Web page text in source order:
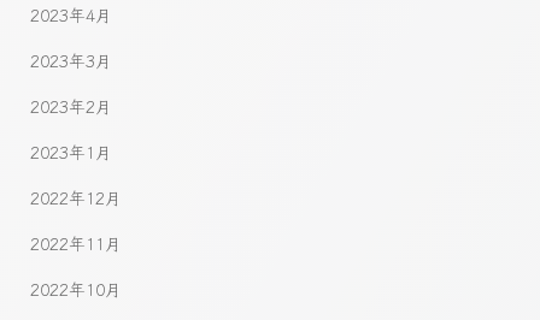
2023年4月
2023年3月
2023年2月
2023年1月
2022年12月
2022年11月
2022年10月